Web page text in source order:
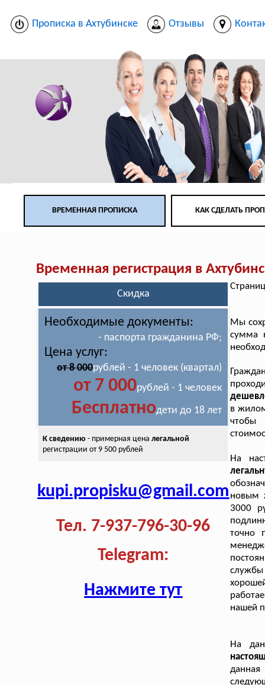
Прописка в Ахтубинске Отзывы
ВРЕМЕННАЯ ПРОПИСКА КАК СДЕЛАТЬ
Временная регистрация в
Скидка
Необходимые документы:
- паспорта гражданина РФ;
Цена услуг:
от 8 000рублей - 1 человек (квартал)
от 7 000рублей - 1 человек
Бесплатнодети до 18 лет
К сведению - примерная цена легальной
регистрации от 9 500 рублей
kupi.propisku@gmail.com
Тел. 7-937-796-30-96
Telegram:
Нажмите тут
Мы
сумма
в
чтобы
На
новым
3000
точно
нашей
На